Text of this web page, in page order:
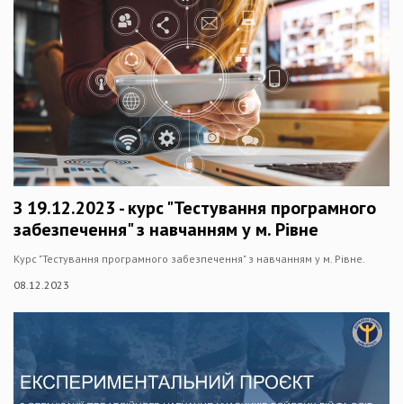
З 19.12.2023 - курс "Тестування програмного
забезпечення" з навчанням у м. Рівне
Курс "Тестування програмного забезпечення" з навчанням у м. Рівне.
08.12.2023